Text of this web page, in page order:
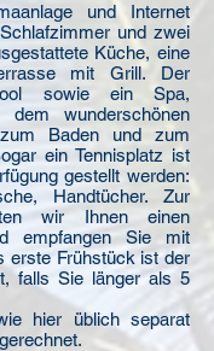
und Internet
und zwei
Küche, eine
mit Grill. Der
sowie ein Spa,
dem wunderschönen
Baden und zum
ein Tennisplatz ist
gestellt werden:
Handtücher. Zur
wir Ihnen einen
empfangen Sie mit
erste Frühstück ist der
falls Sie länger als 5
hier üblich separat